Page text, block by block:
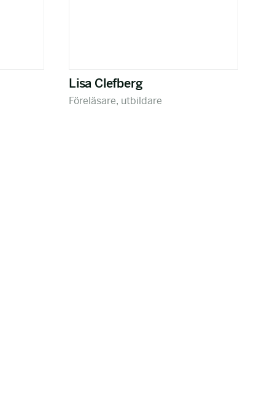
Lisa Clefberg
Föreläsare, utbildare